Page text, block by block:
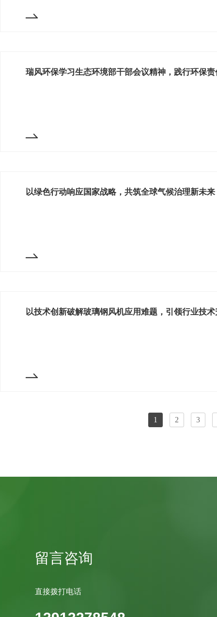
瑞风环保学习生态环境部干部会议精神，践行环保责
以绿色行动响应国家战略，共筑全球气候治理新未来
以技术创新破解玻璃钢风机应用难题，引领行业技
1 2 3
留言咨询
直接拨打电话